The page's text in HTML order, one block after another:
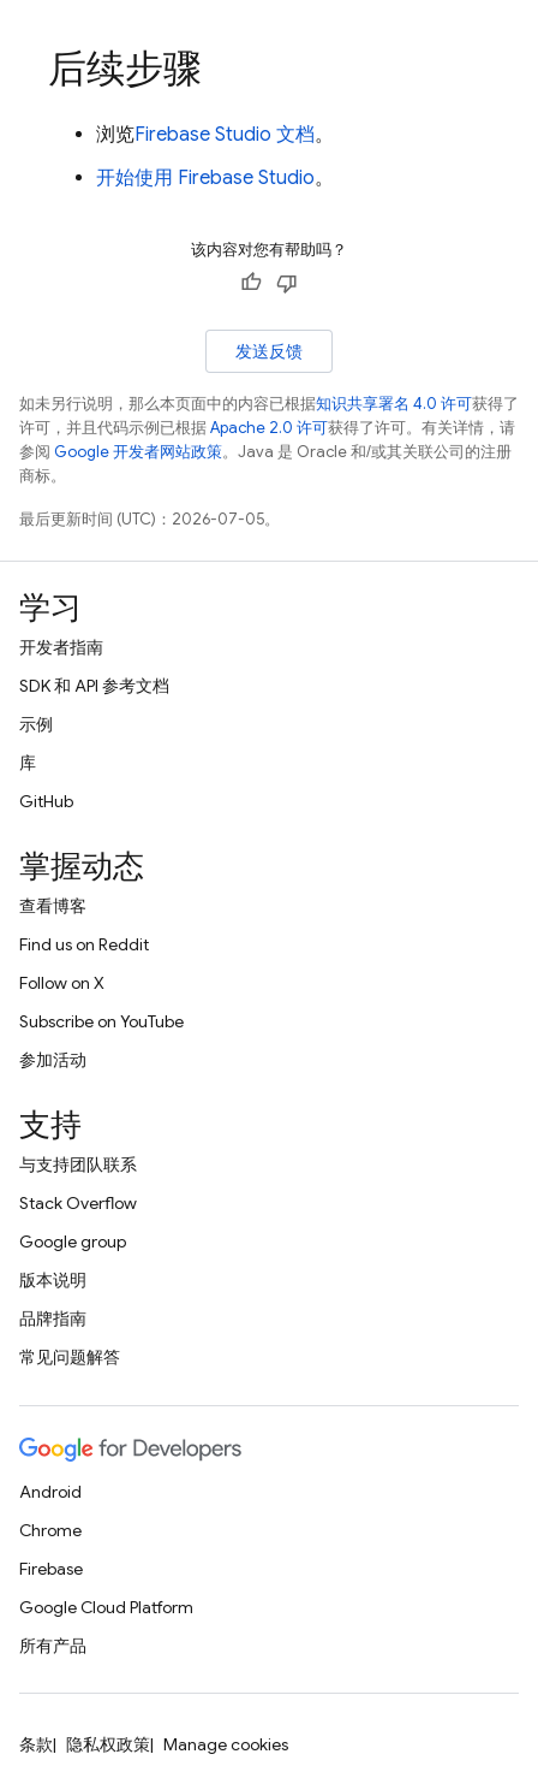
后续步骤
浏览Firebase Studio 文档。
开始使用 Firebase Studio。
该内容对您有帮助吗？
发送反馈
如未另行说明，那么本页面中的内容已根据知识共享署名 4.0 许可获得了
许可，并且代码示例已根据Apache 2.0 许可获得了许可。有关详情，请
参阅 Google 开发者网站政策。Java 是 Oracle 和/或其关联公司的注册
商标。
最后更新时间 (UTC)：2026-07-05。
学习
开发者指南
SDK 和 API 参考文档
示例
库
GitHub
掌握动态
查看博客
Find us on Reddit
Follow on X
Subscribe on YouTube
参加活动
支持
与支持团队联系
Stack Overflow
Google group
版本说明
品牌指南
常见问题解答
Android
Chrome
Firebase
Google Cloud Platform
所有产品
条款 隐私权政策 Manage cookies